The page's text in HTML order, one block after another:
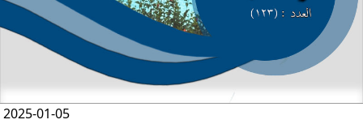
التواصل مع قيادات الجامعة
الأسئلة الشائعة
بوابة التوظيف
دليل المستخدم
رأيك يهمنا
أراء المستخدمين
2025-01-05